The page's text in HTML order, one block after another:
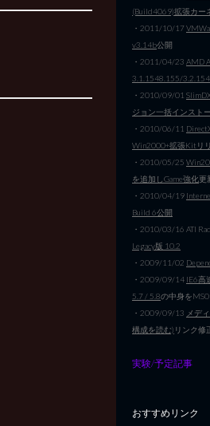
(Build4069)拡張カー
・2011/10/17
v3.14b公開
・2011/04/23 AMD
3.1.1548.155/
・2010/09/01
ジョン一括インスト
・2010/06/11
Win2000+拡張Kitリ
・2010/05/25
を追加しGame強化更
・2010/04/19
Build 6公開
・2010/03/16 ATI
Legacy版 10.2
・2009/11/02
・2009/09/14 IE6高
5.7 / 5.8の中身を
・2009/09/13 メデ
構成を読む) リンク修
実験/予定記事
おすすめリンク